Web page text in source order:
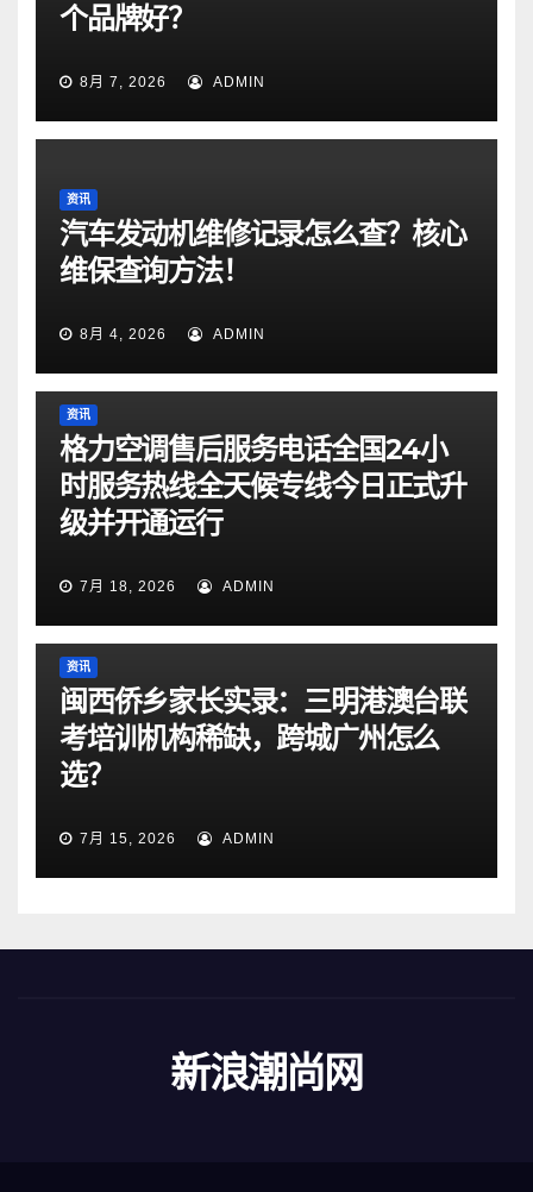
个品牌好？
8月 7, 2026 ADMIN
资讯
汽车发动机维修记录怎么查？核心
维保查询方法！
8月 4, 2026 ADMIN
资讯
格力空调售后服务电话全国24小
时服务热线全天候专线今日正式升
级并开通运行
7月 18, 2026 ADMIN
资讯
闽西侨乡家长实录：三明港澳台联
考培训机构稀缺，跨城广州怎么
选？
7月 15, 2026 ADMIN
新浪潮尚网